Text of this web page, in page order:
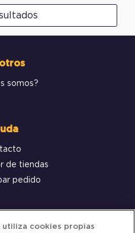
somos?
de tiendas
pedido
cliente
utiliza cookies propias